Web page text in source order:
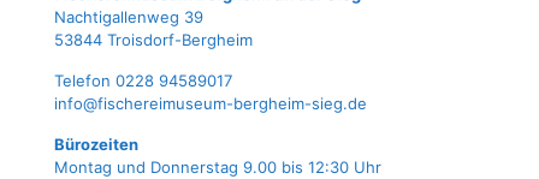
Nach­ti­gal­len­weg 39
53844 Troisdorf-Bergheim
Tele­fon 0228 94589017
info@fischereimuseum-bergheim-sieg.de
Büro­zei­ten
Mon­tag und Don­ners­tag 9.00 bis 12:30 Uhr